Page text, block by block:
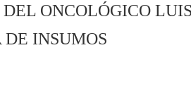
ONCOLÓGICO
DE INSUMOS